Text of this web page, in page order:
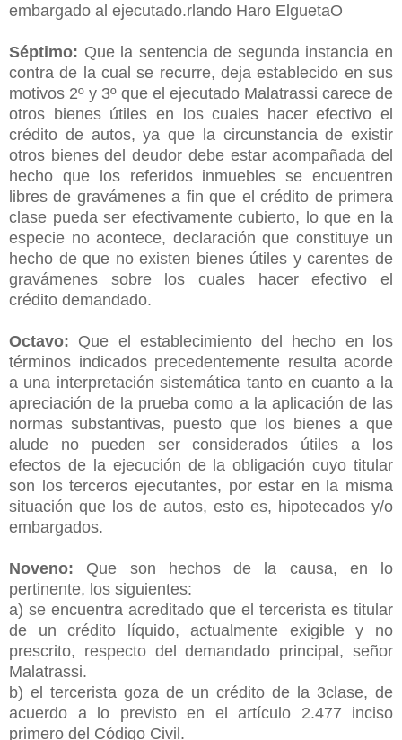
embargado al ejecutado.rlando Haro ElguetaO
Séptimo: Que la sentencia de segunda instancia en
contra de la cual se recurre, deja establecido en sus
motivos 2º y 3º que el ejecutado Malatrassi carece de
otros bienes útiles en los cuales hacer efectivo el
crédito de autos, ya que la circunstancia de existir
otros bienes del deudor debe estar acompañada del
hecho que los referidos inmuebles se encuentren
libres de gravámenes a fin que el crédito de primera
clase pueda ser efectivamente cubierto, lo que en la
especie no acontece, declaración que constituye un
hecho de que no existen bienes útiles y carentes de
gravámenes sobre los cuales hacer efectivo el
crédito demandado.
Octavo: Que el establecimiento del hecho en los
términos indicados precedentemente resulta acorde
a una interpretación sistemática tanto en cuanto a la
apreciación de la prueba como a la aplicación de las
normas substantivas, puesto que los bienes a que
alude no pueden ser considerados útiles a los
efectos de la ejecución de la obligación cuyo titular
son los terceros ejecutantes, por estar en la misma
situación que los de autos, esto es, hipotecados y/o
embargados.
Noveno: Que son hechos de la causa, en lo
pertinente, los siguientes:
a) se encuentra acreditado que el tercerista es titular
de un crédito líquido, actualmente exigible y no
prescrito, respecto del demandado principal, señor
Malatrassi.
b) el tercerista goza de un crédito de la 3clase, de
acuerdo a lo previsto en el artículo 2.477 inciso
primero del Código Civil.